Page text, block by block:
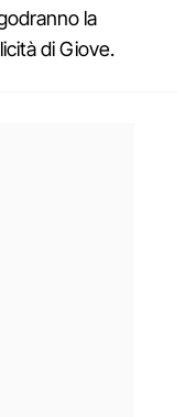
la
di Giove.